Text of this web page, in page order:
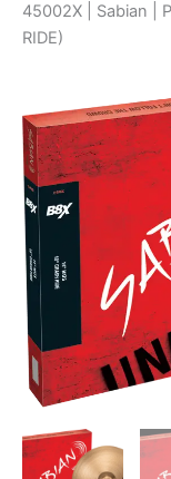
45002X | Sabian |
RIDE)
|
Sabian
|
PACK
2
B8X
(14"
HI
HAT,
18"
CRASH
RIDE)
cantidad